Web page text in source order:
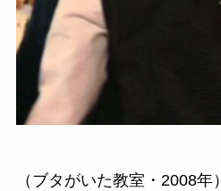
（ブタがいた教室・2008年）